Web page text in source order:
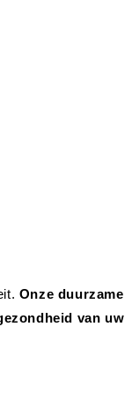
Onze duurzame
van uw